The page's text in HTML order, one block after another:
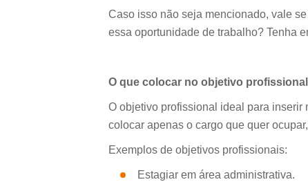
Caso isso não seja mencionado, vale
essa oportunidade de trabalho? Tenha
O que colocar no objetivo
O objetivo profissional ideal para inserir
colocar apenas o cargo que quer
Exemplos de objetivos profissionais:
Estagiar em área administrativa.